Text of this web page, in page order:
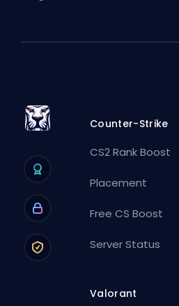
Counter-Strike
CS2 Rank Boost
Placement
Free CS Boost
Server Status
Valorant